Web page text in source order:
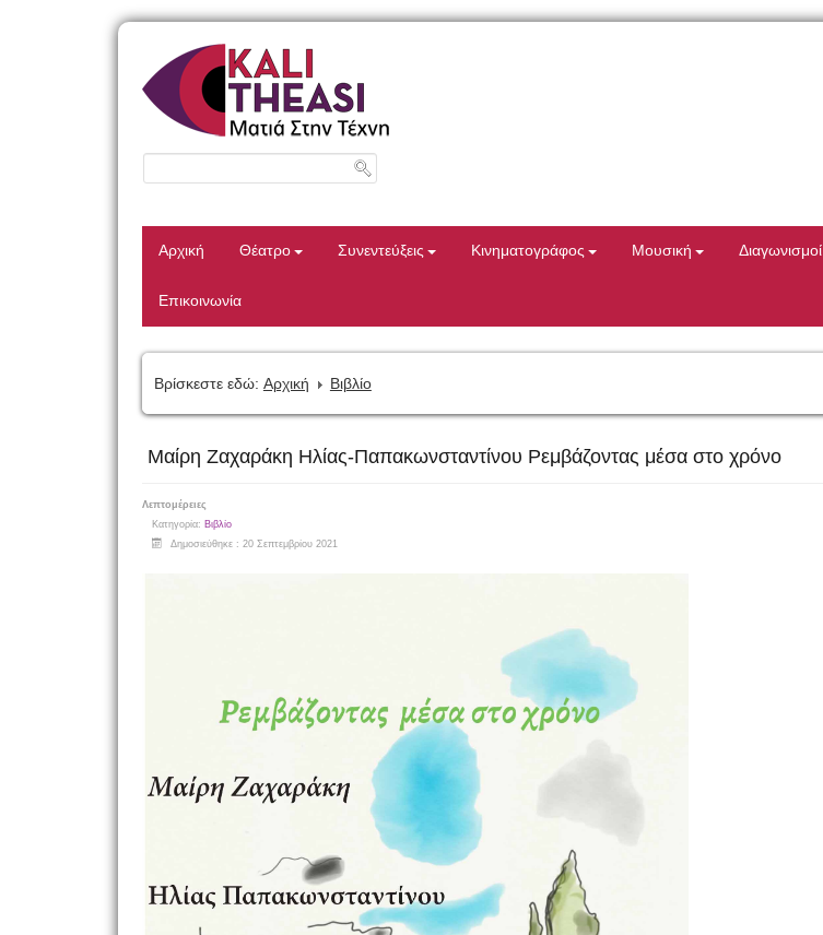
Αρχική Θέατρο Συνεντεύξεις Κινηματογράφος Μουσική Διαγωνισμοί
Επικοινωνία
Βρίσκεστε εδώ: Αρχική Βιβλίο
Μαίρη Ζαχαράκη Ηλίας-Παπακωνσταντίνου Ρεμβάζοντας μέσα στο χρόνο
Λεπτομέρειες
Κατηγορία: Βιβλίο
Δημοσιεύθηκε : 20 Σεπτεμβρίου 2021